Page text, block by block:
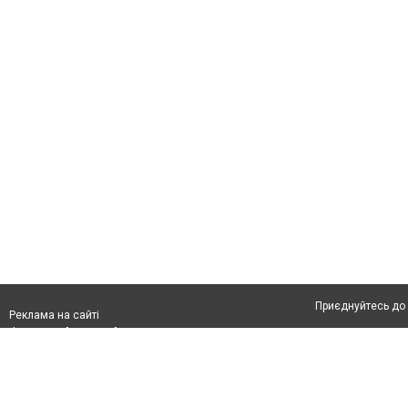
Реклама на сайті
Приєднуйтесь до